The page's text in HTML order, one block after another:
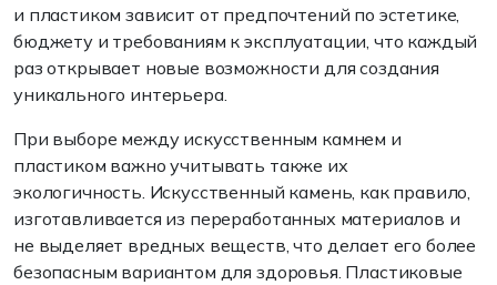
и пластиком зависит от предпочтений по эстетике,
бюджету и требованиям к эксплуатации, что каждый
раз открывает новые возможности для создания
уникального интерьера.
При выборе между искусственным камнем и
пластиком важно учитывать также их
экологичность. Искусственный камень, как правило,
изготавливается из переработанных материалов и
не выделяет вредных веществ, что делает его более
безопасным вариантом для здоровья. Пластиковые